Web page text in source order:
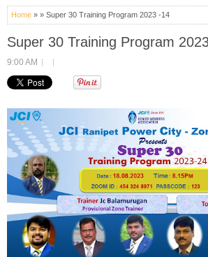
Home » » Super 30 Training Program 2023 -14
Super 30 Training Program
9:00 AM